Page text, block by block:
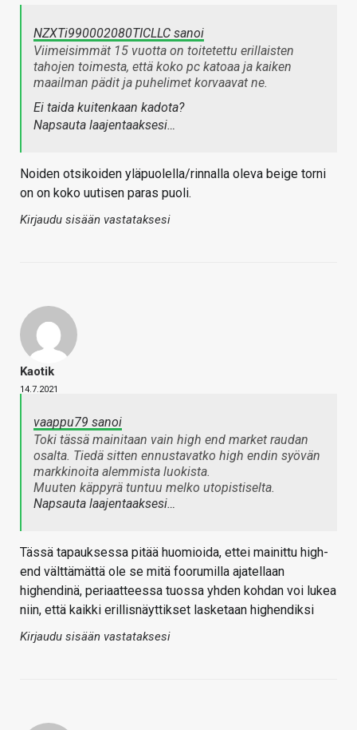
NZXTi990002080TICLLC sanoi
Viimeisimmät 15 vuotta on toitetettu erillaisten
tahojen toimesta, että koko pc katoaa ja kaiken
maailman pädit ja puhelimet korvaavat ne.
Ei taida kuitenkaan kadota?
Napsauta laajentaaksesi…
Noiden otsikoiden yläpuolella/rinnalla oleva beige torni
on on koko uutisen paras puoli.
Kirjaudu sisään vastataksesi
Kaotik
14.7.2021
vaappu79 sanoi
Toki tässä mainitaan vain high end market raudan
osalta. Tiedä sitten ennustavatko high endin syövän
markkinoita alemmista luokista.
Muuten käppyrä tuntuu melko utopistiselta.
Napsauta laajentaaksesi…
Tässä tapauksessa pitää huomioida, ettei mainittu high-
end välttämättä ole se mitä foorumilla ajatellaan
highendinä, periaatteessa tuossa yhden kohdan voi lukea
niin, että kaikki erillisnäyttikset lasketaan highendiksi
Kirjaudu sisään vastataksesi